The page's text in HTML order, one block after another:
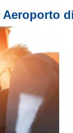
Aeroporto